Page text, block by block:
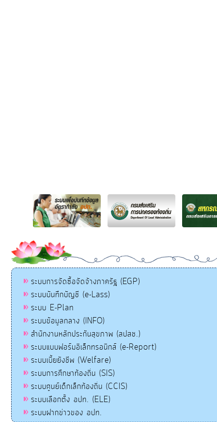
ระบบการจัดซื้อจัดจ้างภาครัฐ (EGP)
ระบบบันทึกบัญชี (e-Lass)
ระบบ E-Plan
ระบบข้อมูลกลาง (INFO)
สำนักงานหลักประกันสุขภาพ (สปสช.)
ระบบแบบฟอร์มอิเล็กทรอนิกส์ (e-Report)
ระบบเบี้ยยังชีพ (Welfare)
ระบบการศึกษาท้องถิ่น (SIS)
ระบบศูนย์เด็กเล็กท้องถิ่น (CCIS)
ระบบเลือกตั้ง อปท. (ELE)
ระบบฝากข่าวของ อปท.